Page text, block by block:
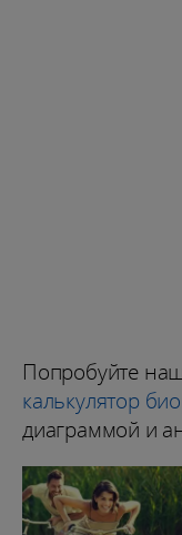
Попробуйте
калькулятор
диаграммой и